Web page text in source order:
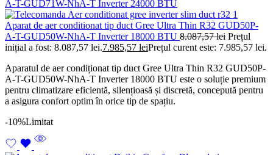
Aparat de aer conditionat tip duct Gree Ultra Thin R32 GUD50P-
A-T-GUD50W-NhA-T Inverter 18000 BTU 8.087,57lei Prețul
inițial a fost: 8.087,57 lei.7.985,57 leiPrețul curent este: 7.985,57 lei.
Aparatul de aer condiționat tip duct Gree Ultra Thin R32 GUD50P-
A-T-GUD50W-NhA-T Inverter 18000 BTU este o soluție premium
pentru climatizare eficientă, silențioasă și discretă, concepută pentru
a asigura confort optim în orice tip de spațiu.
-10%Limitat